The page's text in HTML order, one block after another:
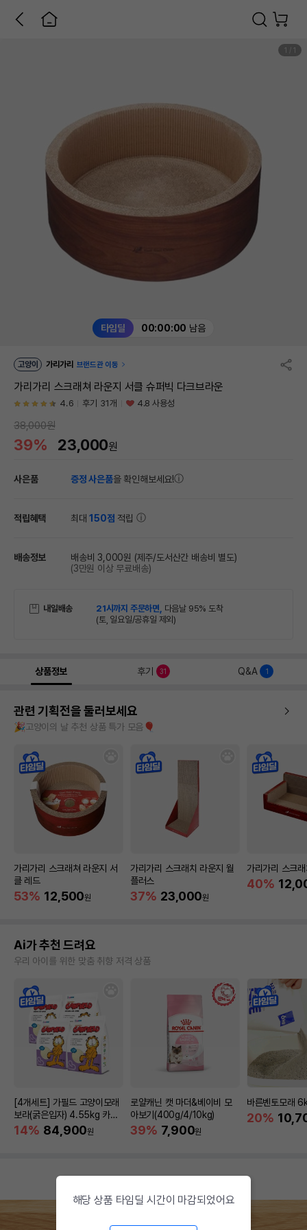
타임딜 00:00:00 남음
1 1
고양이 가리가리 브랜드관 이동
가리가리 스크래쳐 라운지 서클 슈퍼빅 다크브라운
4.6 후기 31개 4.8 사용성
38,000원
39% 23,000원
사은품 증정 사은품을 확인해보세요!
적립혜택 최대150점 적립
배송정보 배송비 3,000원 (제주/도서산간 배송비 별도)
(3만원 이상 무료배송)
내일배송 21시까지 주문하면, 다음날 95% 도착
(토, 일요일/공휴일 제외)
상품정보 후기 31 Q&A 1
관련 기획전을 둘러보세요
🎉고양이의 날 추천 상품 특가 모음🎈
가리가리 스크래쳐 라운지 서
클 레드
53% 12,500원
가리가리 스크래치 라운지 월
플러스
37% 23,000원
가리가리 스크
40%
Ai가 추천 드려요
우리 아이를 위한 맞춤 취향 저격 상품
[4개세트] 가필드 고양이모래
보라(굵은입자) 4.55kg 카사
바모래
14% 84,900원
로얄캐닌 캣 마더&베이비 모
아보기(400g/4/10kg)
39% 7,900원
바른벤토모래
20%
해당 상품 타임딜 시간이 마감되었어요